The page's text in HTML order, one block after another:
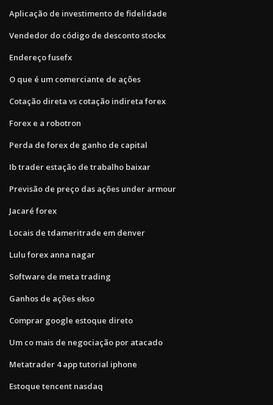
Aplicação de investimento de fidelidade
Vendedor do código de desconto stockx
Endereço fusefx
O que é um comerciante de ações
Cotação direta vs cotação indireta forex
Forex e a robotron
Perda de forex de ganho de capital
Ib trader estação de trabalho baixar
Previsão de preço das ações under armour
Jacaré forex
Locais de tdameritrade em denver
Lulu forex anna nagar
Software de meta trading
Ganhos de ações ekso
Comprar google estoque direto
Um co mais de negociação por atacado
Metatrader 4 app tutorial iphone
Estoque tencent nasdaq